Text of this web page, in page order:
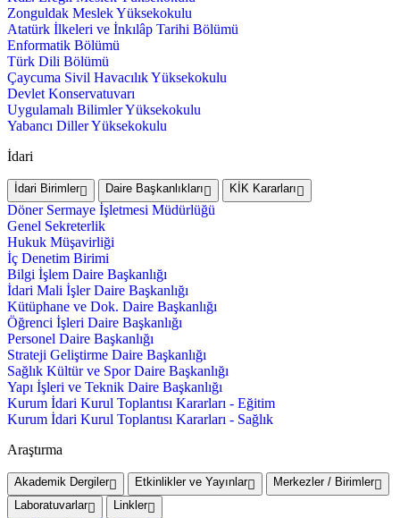
Zonguldak Meslek Yüksekokulu
Atatürk İlkeleri ve İnkılâp Tarihi Bölümü
Enformatik Bölümü
Türk Dili Bölümü
Çaycuma Sivil Havacılık Yüksekokulu
Devlet Konservatuvarı
Uygulamalı Bilimler Yüksekokulu
Yabancı Diller Yüksekokulu
İdari
İdari Birimler Daire Başkanlıkları KİK Kararları
Döner Sermaye İşletmesi Müdürlüğü
Genel Sekreterlik
Hukuk Müşavirliği
İç Denetim Birimi
Bilgi İşlem Daire Başkanlığı
İdari Mali İşler Daire Başkanlığı
Kütüphane ve Dok. Daire Başkanlığı
Öğrenci İşleri Daire Başkanlığı
Personel Daire Başkanlığı
Strateji Geliştirme Daire Başkanlığı
Sağlık Kültür ve Spor Daire Başkanlığı
Yapı İşleri ve Teknik Daire Başkanlığı
Kurum İdari Kurul Toplantısı Kararları - Eğitim
Kurum İdari Kurul Toplantısı Kararları - Sağlık
Araştırma
Akademik Dergiler Etkinlikler ve Yayınlar
Merkezler / Birimler
Laboratuvarlar
Linkler